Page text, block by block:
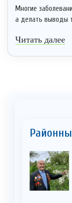
Многие
а делать выводы
Читать далее